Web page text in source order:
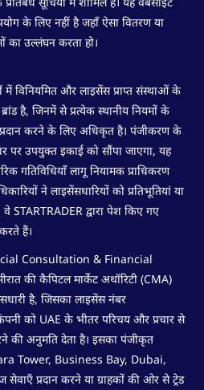
के लिए नहीं है जहाँ ऐसा वितरण या
का उल्लंघन करता हो।
में विनियमित और लाइसेंस प्राप्त संस्थाओं के
है, जिनमें से प्रत्येक स्थानीय नियमों के
प्रदान करने के लिए अधिकृत है। पंजीकरण के
उपयुक्त इकाई को सौंपा जाएगा, यह
गतिविधियाँ लागू नियामक प्राधिकरण
ने लाइसेंसधारियों को प्रतिभूतियां या
STARTRADER द्वारा पेश किए गए
हैं।
Consultation & Financial
की कैपिटल मार्केट अथॉरिटी (CMA)
है, जिसका लाइसेंस नंबर
को UAE के भीतर परिचय और प्रचार से
की अनुमति देता है। इसका पंजीकृत
Tower, Business Bay, Dubai,
सेवाएँ प्रदान करने या ग्राहकों की ओर से ट्रेड